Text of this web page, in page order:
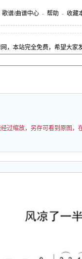
歌谱/曲谱中心 - 帮助 - 收藏
，本站完全免费，希望大家
经过缩放，另存可看到原图